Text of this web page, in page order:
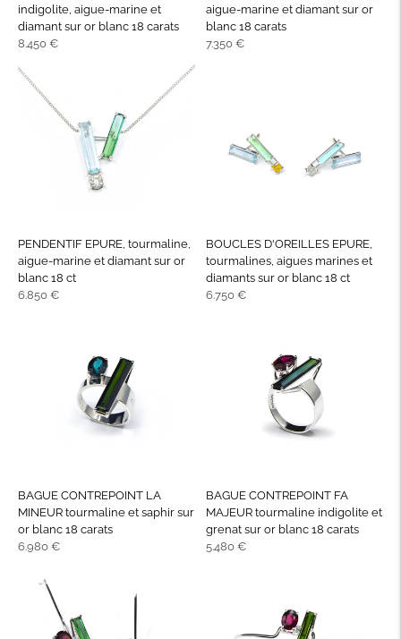
indigolite, aigue-marine et
diamant sur or blanc 18 carats
Prix
8.450 €
aigue-marine et diamant sur or
blanc 18 carats
Prix
7.350 €
PENDENTIF EPURE, tourmaline,
aigue-marine et diamant sur or
blanc 18 ct
Prix
6.850 €
BOUCLES D'OREILLES EPURE,
tourmalines, aigues marines et
diamants sur or blanc 18 ct
Prix
6.750 €
BAGUE CONTREPOINT LA
MINEUR tourmaline et saphir sur
or blanc 18 carats
Prix
6.980 €
BAGUE CONTREPOINT FA
MAJEUR tourmaline indigolite et
grenat sur or blanc 18 carats
Prix
5.480 €